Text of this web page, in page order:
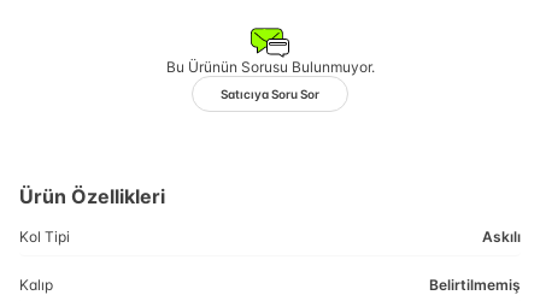
Bu Ürünün Sorusu Bulunmuyor.
Satıcıya Soru Sor
Ürün Özellikleri
Kol Tipi Askılı
Kalıp Belirtilmemiş